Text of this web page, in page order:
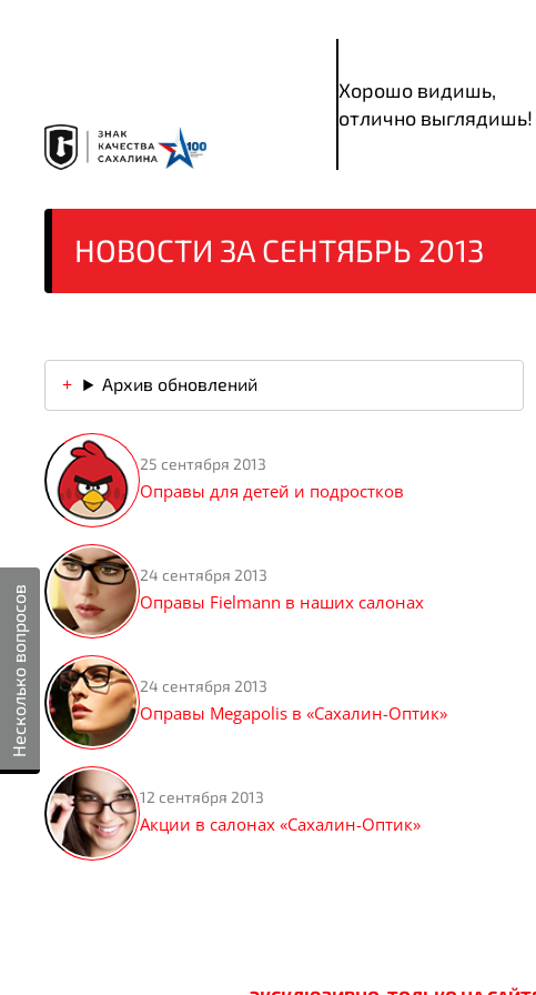
Несколько вопросов
Хорошо видишь,
отлично выглядишь!
НОВОСТИ ЗА СЕНТЯБРЬ 2013
Архив обновлений
25 сентября 2013
Оправы для детей и подростков
24 сентября 2013
Оправы Fielmann в наших салонах
24 сентября 2013
Оправы Megapolis в «Сахалин-Оптик»
12 сентября 2013
Акции в салонах «Сахалин-Оптик»